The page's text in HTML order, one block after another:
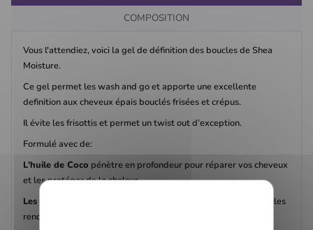
COMPOSITION
Vous l'attendiez, voici la gel de définition des boucles de Shea
Moisture.
Ce gel permet les wash and go et apporte une excellente
definition aux cheveux épais bouclés frisées et crépus.
Il évite les frisottis et permet un twist out d’exception.
Formulé avec de:
L'huile de Coco pénètre en profondeur pour réparer vos cheveux
et les protéger de la chaleur.
Les protéines de soie
renforcent le cheveu évitant la casse, elles
rendent les cheveux soyeux et doux.